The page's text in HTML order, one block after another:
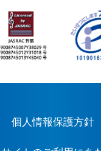
個人情報保護方針